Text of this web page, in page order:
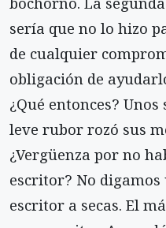
sería que no lo hizo
de cualquier
obligación de
¿Qué entonces?
leve rubor rozó sus
¿Vergüenza por no
escritor? No
escritor a secas. El